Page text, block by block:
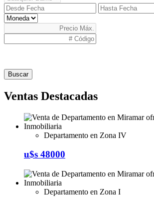
Buscar
Ventas Destacadas
Departamento en Zona IV
u$s 48000
Departamento en Zona I